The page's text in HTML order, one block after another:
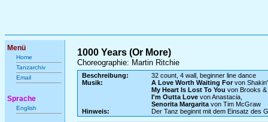
Menü
Home
Tanzarchiv
Email
Sprache
English
1000 Years (Or More)
Choreographie: Martin Ritchie
Beschreibung:
32 count, 4 wall, beginner line dance
Musik:
A Love Worth Waiting Forvon
My Heart Is Lost To You von Brooks &
I'm Outta Lovevon Anastacia,
Senorita Margaritavon Tim McGraw
Hinweis:
Der Tanz beginnt mit dem Einsatz des